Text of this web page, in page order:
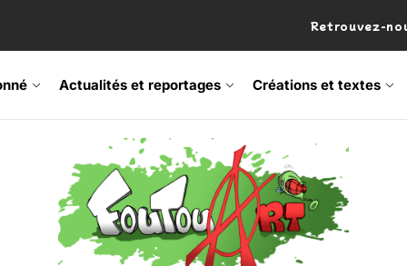
Retrouvez-
Actualités et reportages Créations et textes